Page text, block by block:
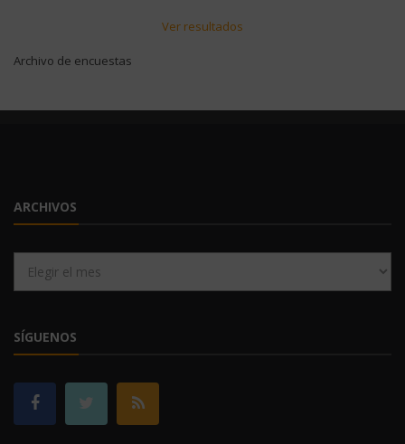
Ver resultados
Archivo de encuestas
ARCHIVOS
SÍGUENOS